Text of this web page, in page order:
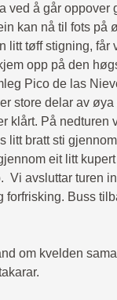
ved å går oppover
kan nå til fots på
litt tøff stigning, får
opp på den
Pico de las
store delar av øya
klårt. På nedturen
litt bratt sti
eit litt
Vi avsluttar turen
forfrisking. Buss
om kvelden